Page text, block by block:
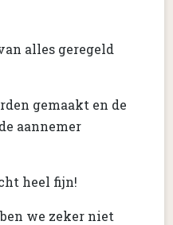
alles geregeld
gemaakt en de
aannemer
heel fijn!
we zeker niet